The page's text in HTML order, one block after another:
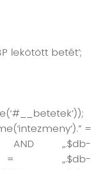
lekötött betét’;
=
AND „.$db-
= „.$db-